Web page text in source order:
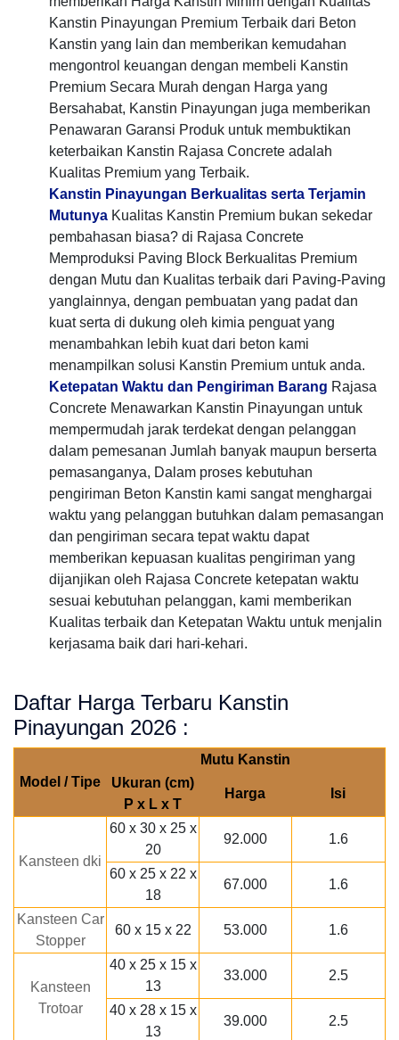
Kanstin Pinayungan Premium Terbaik dari Beton
Kanstin yang lain dan memberikan kemudahan
mengontrol keuangan dengan membeli Kanstin
Premium Secara Murah dengan Harga yang
Bersahabat, Kanstin Pinayungan juga memberikan
Penawaran Garansi Produk untuk membuktikan
keterbaikan Kanstin Rajasa Concrete adalah
Kualitas Premium yang Terbaik.
Kanstin Pinayungan Berkualitas serta Terjamin
Mutunya Kualitas Kanstin Premium bukan sekedar
pembahasan biasa? di Rajasa Concrete
Memproduksi Paving Block Berkualitas Premium
dengan Mutu dan Kualitas terbaik dari Paving-Paving
yanglainnya, dengan pembuatan yang padat dan
kuat serta di dukung oleh kimia penguat yang
menambahkan lebih kuat dari beton kami
menampilkan solusi Kanstin Premium untuk anda.
Ketepatan Waktu dan Pengiriman Barang Rajasa
Concrete Menawarkan Kanstin Pinayungan untuk
mempermudah jarak terdekat dengan pelanggan
dalam pemesanan Jumlah banyak maupun berserta
pemasanganya, Dalam proses kebutuhan
pengiriman Beton Kanstin kami sangat menghargai
waktu yang pelanggan butuhkan dalam pemasangan
dan pengiriman secara tepat waktu dapat
memberikan kepuasan kualitas pengiriman yang
dijanjikan oleh Rajasa Concrete ketepatan waktu
sesuai kebutuhan pelanggan, kami memberikan
Kualitas terbaik dan Ketepatan Waktu untuk menjalin
kerjasama baik dari hari-kehari.
Daftar Harga Terbaru Kanstin
Pinayungan 2026 :
Model / Tipe
Mutu Kanstin
Ukuran (cm)
P x L x T
Harga Isi
Kansteen dki
60 x 30 x 25 x
20
92.000 1.6
60 x 25 x 22 x
18
67.000 1.6
Kansteen Car
Stopper
60 x 15 x 22 53.000 1.6
Kansteen
Trotoar
40 x 25 x 15 x
13
33.000 2.5
40 x 28 x 15 x
13
39.000 2.5